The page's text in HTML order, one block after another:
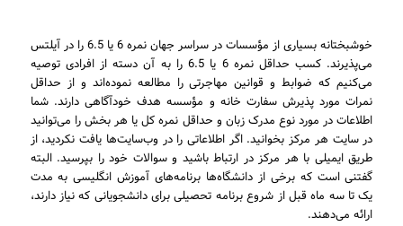
خوشبختانه بسیاری از مؤسسات در سراسر جهان نمره 6 یا 6.5 را در آیلتس
می‌پذیرند. کسب حداقل نمره 6 یا 6.5 را به آن دسته از افرادی توصیه
می‌کنیم که ضوابط و قوانین مهاجرتی را مطالعه نموده‌اند و از حداقل
نمرات مورد پذیرش سفارت خانه و مؤسسه هدف خودآگاهی دارند. شما
اطلاعات در مورد نوع مدرک زبان و حداقل نمره کل یا هر بخش را می‌توانید
در سایت هر مرکز بخوانید. اگر اطلاعاتی را در وب‌سایت‌ها یافت نکردید، از
طریق ایمیلی با هر مرکز در ارتباط باشید و سوالات خود را بپرسید. البته
گفتنی است که برخی از دانشگاه‌ها برنامه‌های آموزش انگلیسی به مدت
یک تا سه ماه قبل از شروع برنامه تحصیلی برای دانشجویانی که نیاز دارند،
ارائه می‌دهند.